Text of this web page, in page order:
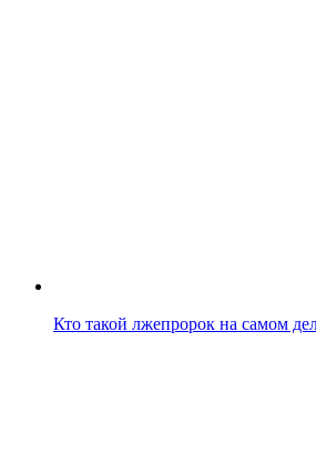
Кто такой лжепророк на самом